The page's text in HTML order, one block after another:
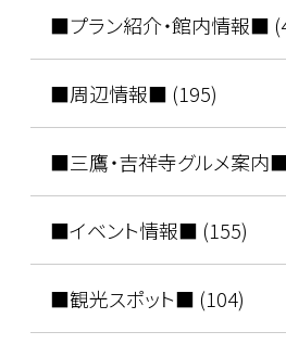
■プラン紹介・館内情報■
■周辺情報■ (195)
■三鷹・吉祥寺グルメ案内
■イベント情報■ (155)
■観光スポット■ (104)